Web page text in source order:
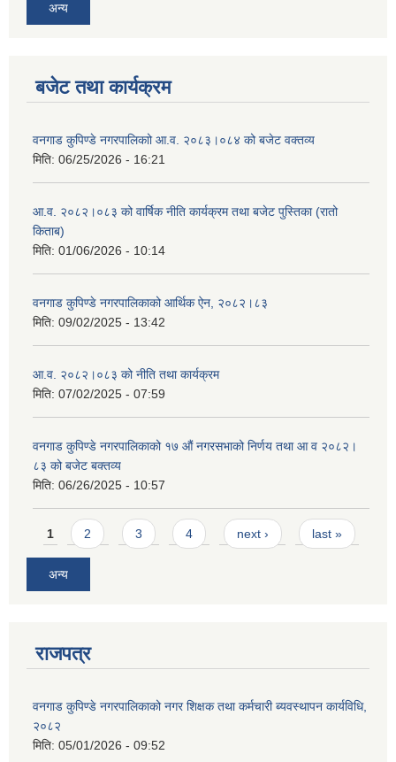
अन्य
बजेट तथा कार्यक्रम
वनगाड कुपिण्डे नगरपालिकाो आ.व. २०८३।०८४ को बजेट वक्तव्य
मिति: 06/25/2026 - 16:21
आ.व. २०८२।०८३ को वार्षिक नीति कार्यक्रम तथा बजेट पुस्तिका (रातो
किताब)
मिति: 01/06/2026 - 10:14
वनगाड कुपिण्डे नगरपालिकाको आर्थिक ऐन, २०८२।८३
मिति: 09/02/2025 - 13:42
आ.व. २०८२।०८३ को नीति तथा कार्यक्रम
मिति: 07/02/2025 - 07:59
वनगाड कुपिण्डे नगरपालिकाको १७ ‍औं नगरसभाको निर्णय तथा आ व २०८२।
८३ को बजेट बक्तव्य
मिति: 06/26/2025 - 10:57
Pages
1 2 3 4 next › last »
अन्य
राजपत्र
वनगाड कुपिण्डे नगरपालिकाको नगर शिक्षक तथा कर्मचारी ब्यवस्थापन कार्यविधि,
२०८२
मिति: 05/01/2026 - 09:52